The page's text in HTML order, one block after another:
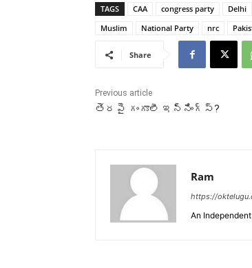
TAGS CAA congress party Delhi
Muslim
National Party nrc
Share
Previous article
తెరపై గంగూలీ ఇన్నింగ్స్?
Ram
https://
An